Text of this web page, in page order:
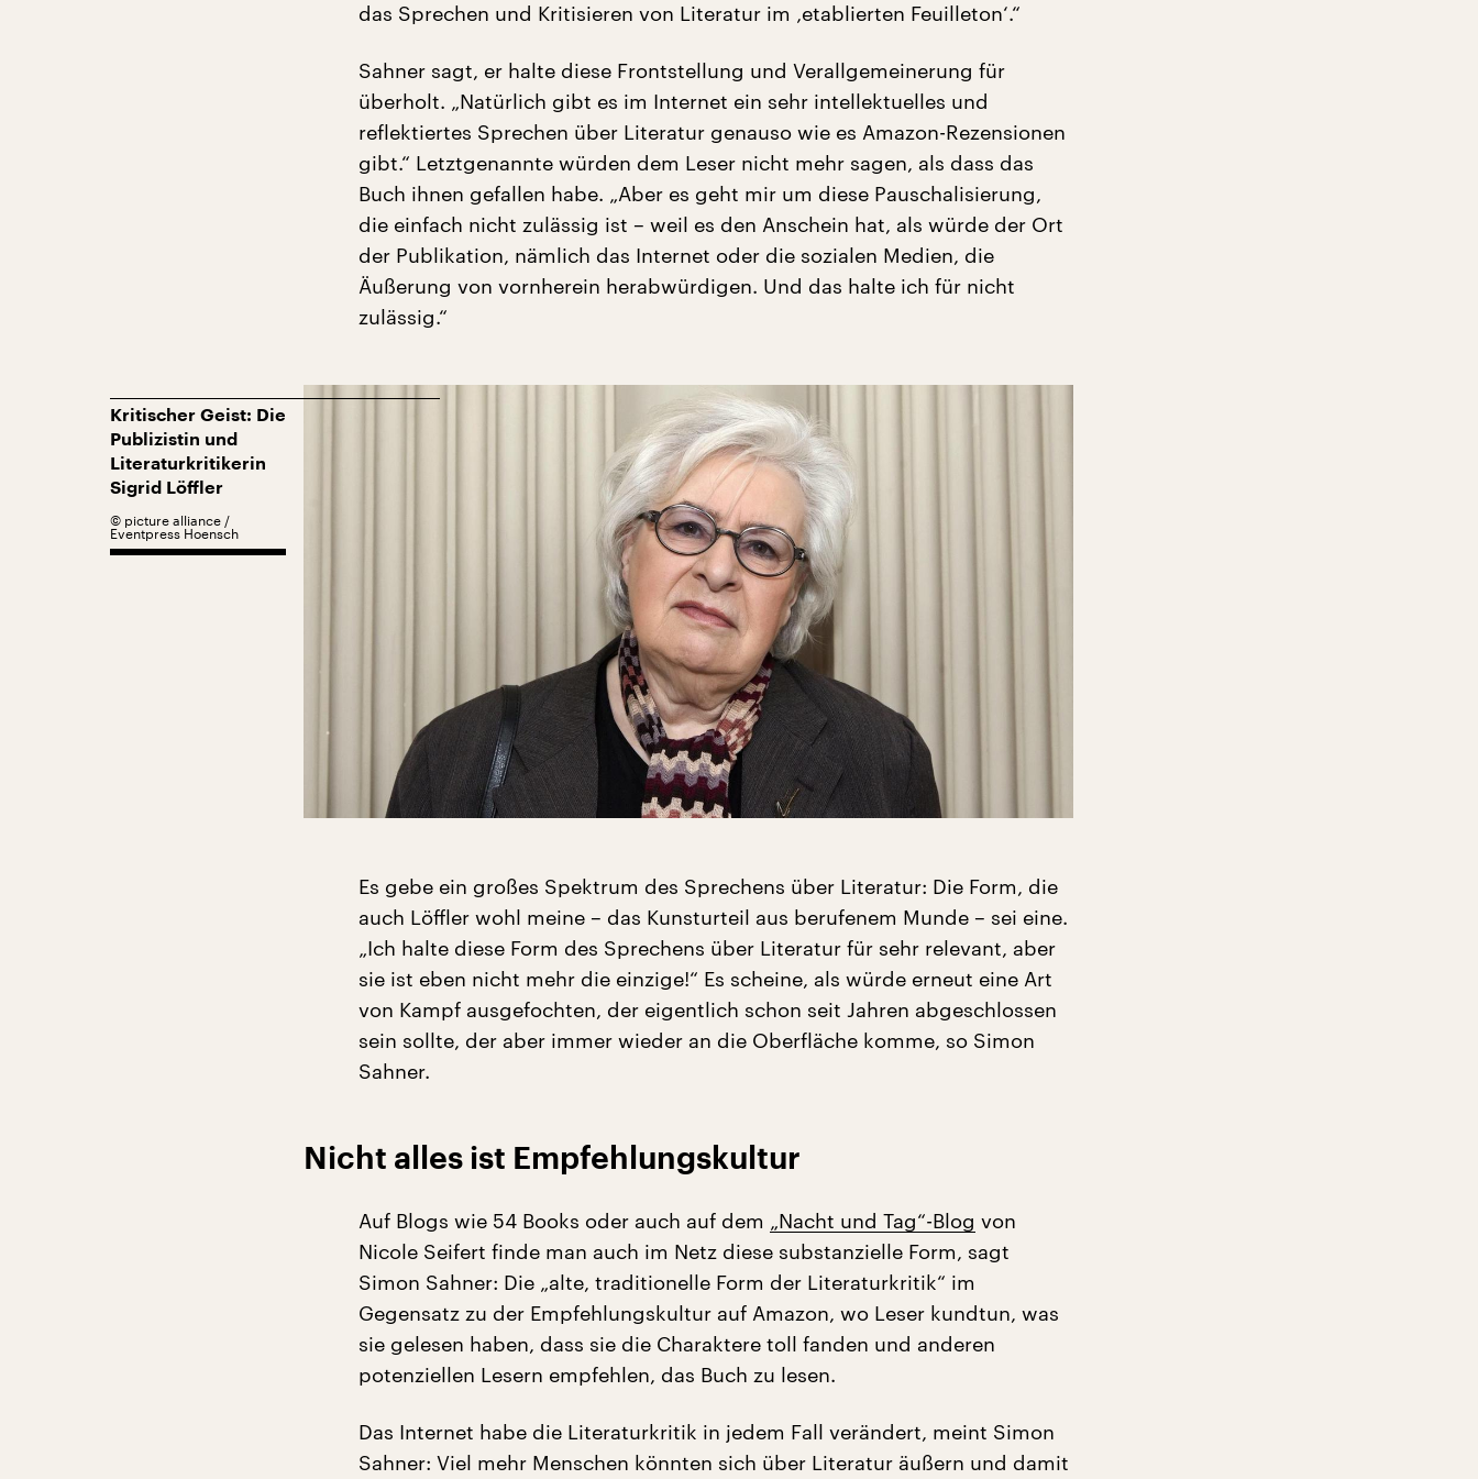
das Sprechen und Kritisieren von Literatur im ‚etablierten Feuilleton‘.“
Sahner sagt, er halte diese Frontstellung und Verallgemeinerung für
überholt. „Natürlich gibt es im Internet ein sehr intellektuelles und
reflektiertes Sprechen über Literatur genauso wie es Amazon-Rezensionen
gibt.“ Letztgenannte würden dem Leser nicht mehr sagen, als dass das
Buch ihnen gefallen habe. „Aber es geht mir um diese Pauschalisierung,
die einfach nicht zulässig ist – weil es den Anschein hat, als würde der Ort
der Publikation, nämlich das Internet oder die sozialen Medien, die
Äußerung von vornherein herabwürdigen. Und das halte ich für nicht
zulässig.“
Kritischer Geist: Die
Publizistin und
Literaturkritikerin
Sigrid Löffler
© picture alliance /
Eventpress Hoensch
Es gebe ein großes Spektrum des Sprechens über Literatur: Die Form, die
auch Löffler wohl meine – das Kunsturteil aus berufenem Munde – sei eine.
„Ich halte diese Form des Sprechens über Literatur für sehr relevant, aber
sie ist eben nicht mehr die einzige!“ Es scheine, als würde erneut eine Art
von Kampf ausgefochten, der eigentlich schon seit Jahren abgeschlossen
sein sollte, der aber immer wieder an die Oberfläche komme, so Simon
Sahner.
Nicht alles ist Empfehlungskultur
Auf Blogs wie 54 Books oder auch auf dem „Nacht und Tag“-Blog von
Nicole Seifert finde man auch im Netz diese substanzielle Form, sagt
Simon Sahner: Die „alte, traditionelle Form der Literaturkritik“ im
Gegensatz zu der Empfehlungskultur auf Amazon, wo Leser kundtun, was
sie gelesen haben, dass sie die Charaktere toll fanden und anderen
potenziellen Lesern empfehlen, das Buch zu lesen.
Das Internet habe die Literaturkritik in jedem Fall verändert, meint Simon
Sahner: Viel mehr Menschen könnten sich über Literatur äußern und damit